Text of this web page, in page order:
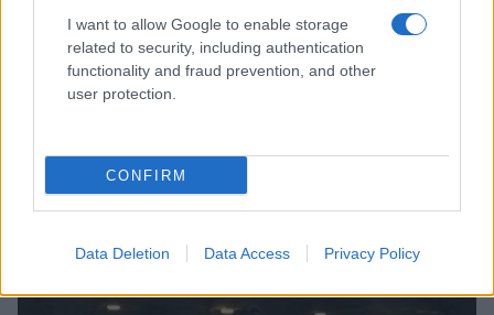
I want to allow Google to enable storage
related to security, including authentication
functionality and fraud prevention, and other
user protection.
CONFIRM
Data Deletion Data Access Privacy Policy
Hoe beleggers valutarisico kunnen afdekken met hedging-
instrumenten
Sven Bakker · 8 aug 2026